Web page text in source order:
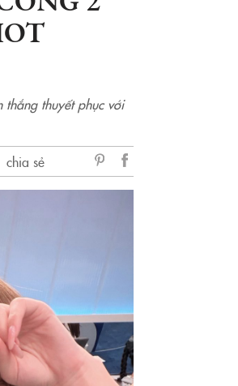
thuyết phục với
chia sẻ